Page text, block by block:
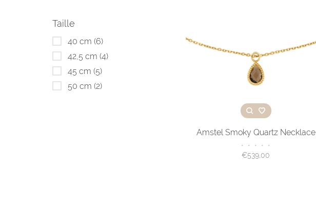
Taille
40 cm (6)
42,5 cm (4)
45 cm (5)
50 cm (2)
Amstel Smoky Quartz Necklace
• • • • •
€539,00